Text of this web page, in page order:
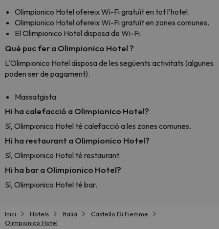
Olimpionico Hotel ofereix Wi-Fi gratuït en tot l'hotel.
Olimpionico Hotel ofereix Wi-Fi gratuït en zones comunes.
El Olimpionico Hotel disposa de Wi-Fi.
Què puc fer a Olimpionico Hotel ?
L'Olimpionico Hotel disposa de les següents activitats (algunes
poden ser de pagament).
Massatgista
Hi ha calefacció a Olimpionico Hotel?
Sí, Olimpionico Hotel té calefacció a les zones comunes.
Hi ha restaurant a Olimpionico Hotel?
Sí, Olimpionico Hotel té restaurant.
Hi ha bar a Olimpionico Hotel?
Sí, Olimpionico Hotel té bar.
Inici Hotels Italia
Castello Di Fiemme
Olimpionico Hotel